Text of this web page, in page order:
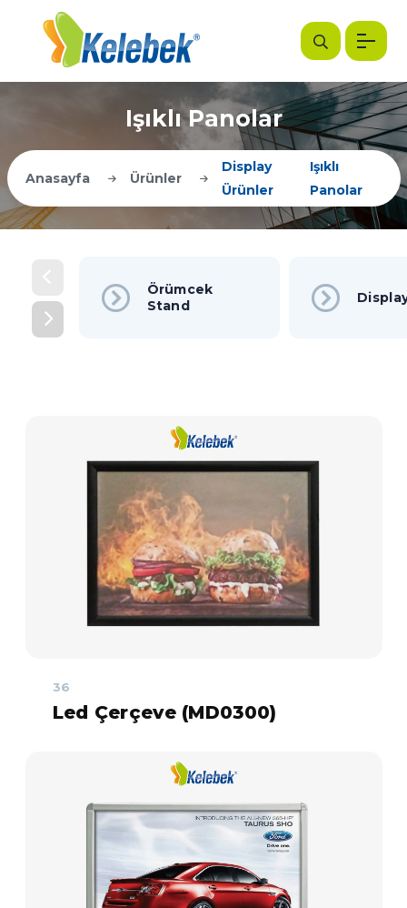
Işıklı Panolar
Anasayfa Ürünler
Display
Ürünler
Işıklı
Panolar
Örümcek
Stand
36
Led Çerçeve (MD0300)